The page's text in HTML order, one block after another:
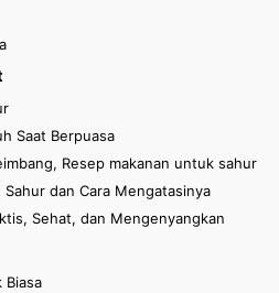
Saat Berpuasa
Resep makanan untuk sahur
dan Cara Mengatasinya
Sehat, dan Mengenyangkan
Biasa